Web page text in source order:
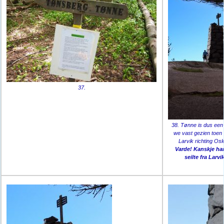
37.
38. Tønne is dus
we vast gezien
Larvik richting
Varde! Kanskje
seilte fra